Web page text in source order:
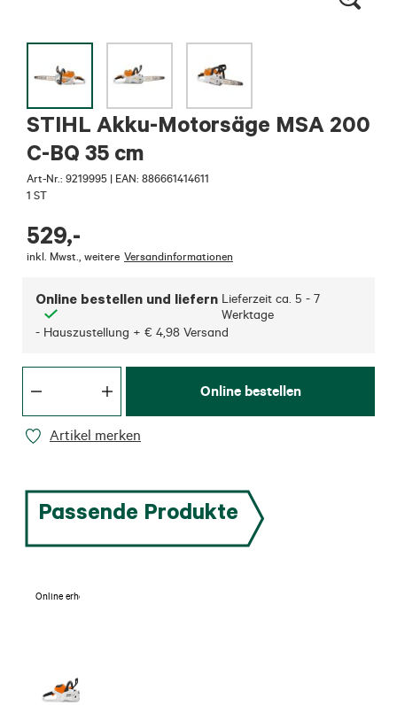
STIHL Akku-Motorsäge MSA 200
C-BQ 35 cm
Art-Nr.: 9219995 | EAN: 886661414611
1 ST
529,-
inkl. Mwst. weitere Versandinformationen
Online bestellen und liefern Lieferzeit ca. 5 - 7
Werktage
- Hauszustellung + € 4,98 Versand
Online bestellen
Artikel merken
Passende Produkte
Online erhältlich